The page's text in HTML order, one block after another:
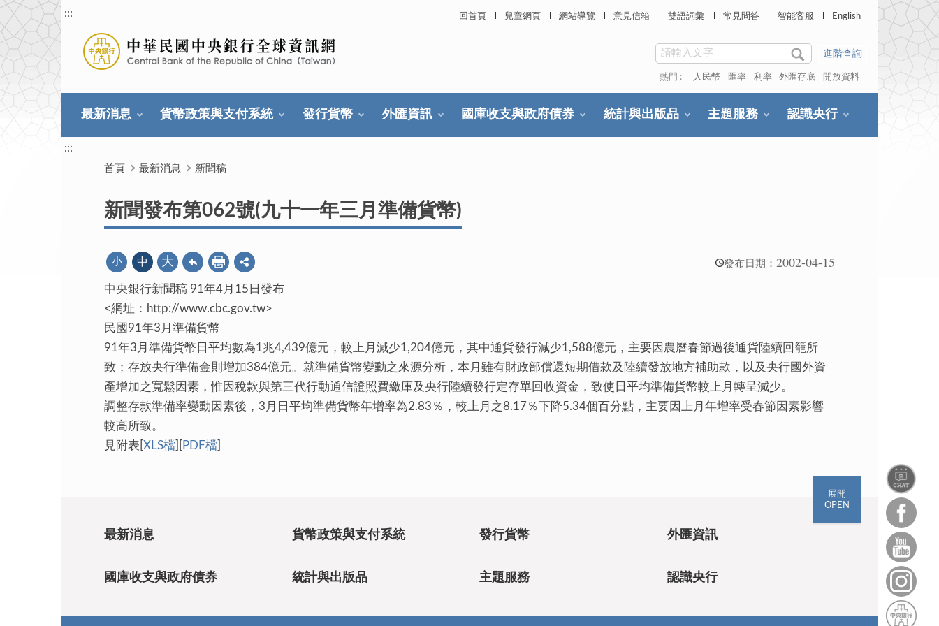
回首頁 兒童網頁 網站導覽 意見信箱 雙語詞彙 常見問答 智能客服 English
:::
進階查詢
熱門 : 人民幣 匯率 利率 外匯存底 開放資料
最新消息 貨幣政策與支付系統 發行貨幣 外匯資訊 國庫收支與政府債券 統計與出版品 主題服務 認識央行
:::
首頁 最新消息 新聞稿
新聞發布第062號(九十一年三月準備貨幣)
發布日期： 2002-04-15
小 中 大
中央銀行新聞稿 91年4月15日發布
<網址：http://www.cbc.gov.tw>
民國91年3月準備貨幣
91年3月準備貨幣日平均數為1兆4,439億元，較上月減少1,204億元，其中通貨發行減少1,588億元，主要因農曆春節過後通貨陸續回籠所
致；存放央行準備金則增加384億元。就準備貨幣變動之來源分析，本月雖有財政部償還短期借款及陸續發放地方補助款，以及央行國外資
產增加之寬鬆因素，惟因稅款與第三代行動通信證照費繳庫及央行陸續發行定存單回收資金，致使日平均準備貨幣較上月轉呈減少。
調整存款準備率變動因素後，3月日平均準備貨幣年增率為2.83％，較上月之8.17％下降5.34個百分點，主要因上月年增率受春節因素影響
較高所致。
見附表[ XLS檔 PDF檔
展開
OPEN
最新消息 貨幣政策與支付系統 發行貨幣 外匯資訊
國庫收支與政府債券 統計與出版品 主題服務 認識央行